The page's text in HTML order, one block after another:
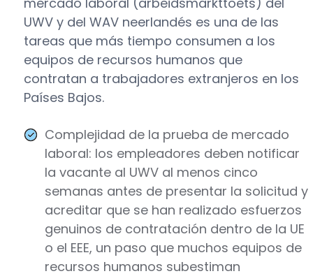
UWV y del WAV neerlandés es una de las
tareas que más tiempo consumen a los
equipos de recursos humanos que
contratan a trabajadores extranjeros en los
Países Bajos.
Complejidad de la prueba de mercado
laboral: los empleadores deben notificar
la vacante al UWV al menos cinco
semanas antes de presentar la solicitud y
acreditar que se han realizado esfuerzos
genuinos de contratación dentro de la UE
o el EEE, un paso que muchos equipos de
recursos humanos subestiman